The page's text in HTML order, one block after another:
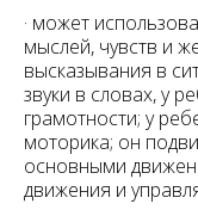
· может
мыслей, чувств и
высказывания в
звуки в словах, у
грамотности; у
моторика; он
основными
движения и